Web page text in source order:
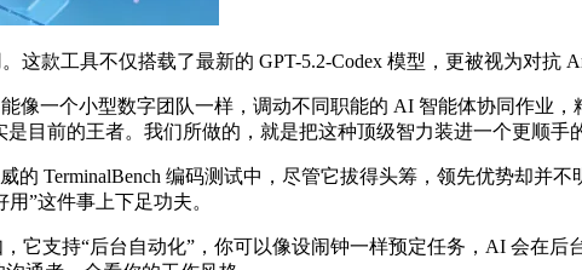
款工具不仅搭载了最新的 GPT-5.2-Codex 模型，更被视为对抗
像一个小型数字团队一样，调动不同职能的 AI 智能体协同作业
目前的王者。我们所做的，就是把这种顶级智力装进一个更顺
TerminalBench 编码测试中，尽管它拔得头筹，领先优势却并
”这件事上下足功夫。
它支持“后台自动化”，你可以像设闹钟一样预定任务，AI 会在